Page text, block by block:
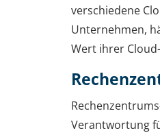
verschiedene
Unternehmen,
Wert ihrer
Verantwortung